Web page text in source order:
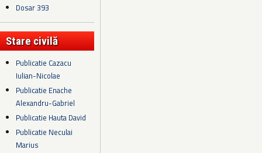
Dosar 393
Stare civilă
Publicatie Cazacu
Iulian-Nicolae
Publicatie Enache
Alexandru-Gabriel
Publicatie Hauta David
Publicatie Neculai
Marius